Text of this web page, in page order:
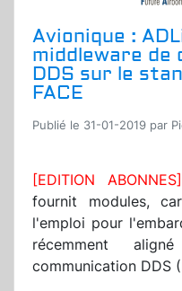
Avionique :
middleware de
DDS sur le
FACE
Publié le 31-01-2019 par
[EDITION ABONNES]
fournit modules,
l'emploi pour
récemment
communication DDS